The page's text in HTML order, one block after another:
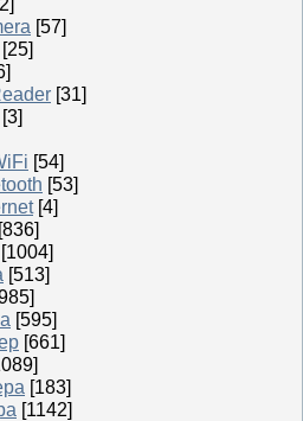
[57]
[25]
[31]
[3]
[54]
[53]
[4]
[836]
[1004]
[513]
[595]
[661]
[183]
[1142]